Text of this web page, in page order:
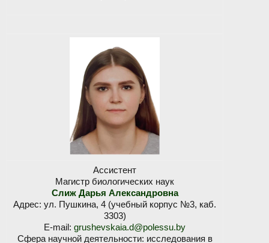
Ассистент
Магистр биологических наук
Слиж Дарья Александровна
Адрес: ул. Пушкина, 4 (учебный корпус №3, каб.
3303)
E-mail: grushevskaia.d@polessu.by
Сфера научной деятельности: исследования в